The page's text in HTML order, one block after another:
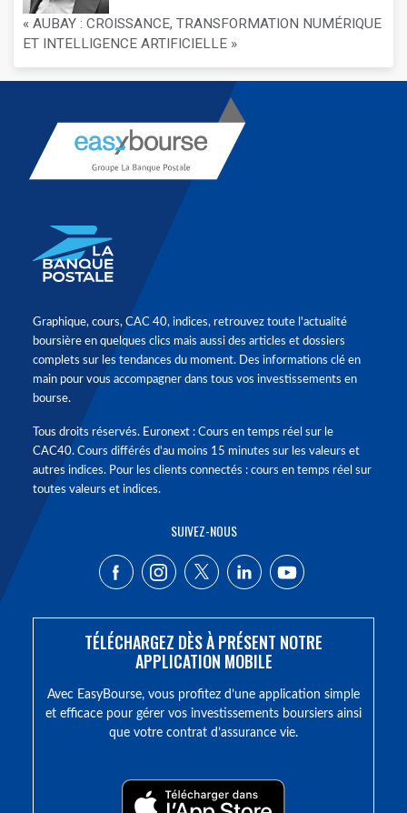
« AUBAY : CROISSANCE, TRANSFORMATION NUMÉRIQUE
ET INTELLIGENCE ARTIFICIELLE »
Graphique, cours, CAC 40, indices, retrouvez toute l'actualité
boursière en quelques clics mais aussi des articles et dossiers
complets sur les tendances du moment. Des informations clé en
main pour vous accompagner dans tous vos investissements en
bourse.
Tous droits réservés. Euronext : Cours en temps réel sur le
CAC40. Cours différés d'au moins 15 minutes sur les valeurs et
autres indices. Pour les clients connectés : cours en temps réel sur
toutes valeurs et indices.
SUIVEZ-NOUS
TÉLÉCHARGEZ DÈS À PRÉSENT NOTRE
APPLICATION MOBILE
Avec EasyBourse, vous profitez d’une application simple
et efficace pour gérer vos investissements boursiers ainsi
que votre contrat d’assurance vie.